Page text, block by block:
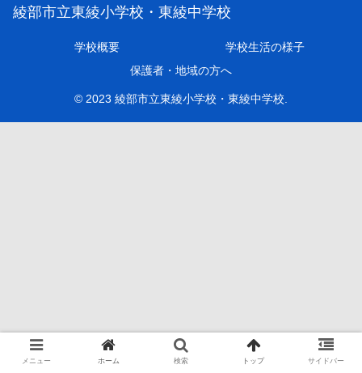
綾部市立東綾小学校・東綾中学校
学校概要
学校生活の様子
保護者・地域の方へ
© 2023 綾部市立東綾小学校・東綾中学校.
メニュー ホーム 検索 トップ サイドバー